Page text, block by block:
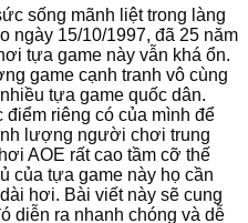
sống mãnh liệt trong làng
ngày 15/10/1997, đã 25 năm
tựa game này vẫn khá ổn.
game cạnh tranh vô cùng
tựa game quốc dân.
riêng có của mình để
lượng người chơi trung
AOE rất cao tầm cỡ thế
của tựa game này họ cần
hơi. Bài viết này sẽ cung
diễn ra nhanh chóng và dễ